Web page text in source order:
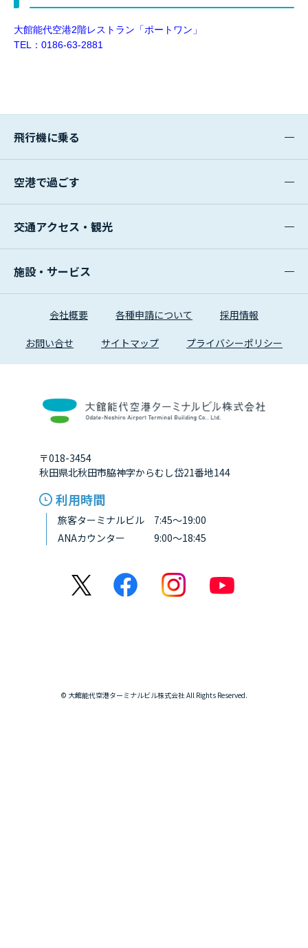
大館能代空港2階レストラン「ポートワン」
TEL：0186-63-2881
飛行機に乗る
空港で過ごす
交通アクセス・観光
施設・サービス
会社概要 各種申請について 採用情報
お問い合せ サイトマップ プライバシーポリシー
〒018-3454
秋田県北秋田市脇神字からむし岱21番地144
利用時間
旅客ターミナルビル 7:45～19:00
ANAカウンター 9:00～18:45
© 大館能代空港ターミナルビル株式会社 All Rights Reserved.